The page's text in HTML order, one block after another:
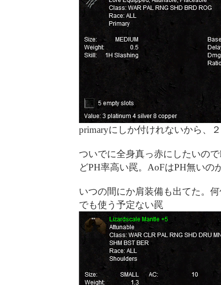
primaryにしか付けれないから、
ついでに全身真っ赤にしたいの
どPH率高い罠。AoFはPH無いの
いつの間にか肩装備も出てた。
でも使う予定ない罠